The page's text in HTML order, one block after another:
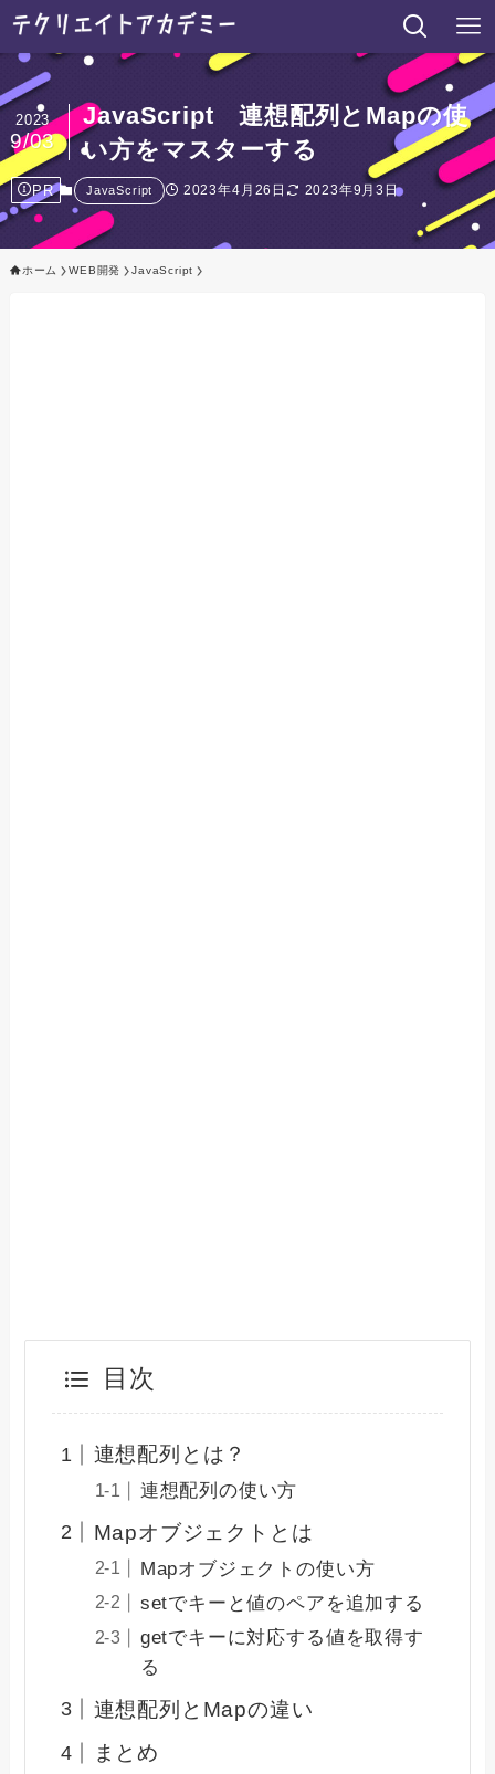
JavaScript 連想配列とMapの使
い方をマスターする
2023
9/03
PR JavaScript 2023年4月26日 2023年9月3日
ホーム WEB開発 JavaScript
目次
連想配列とは？
連想配列の使い方
Mapオブジェクトとは
Mapオブジェクトの使い方
setでキーと値のペアを追加する
getでキーに対応する値を取得す
る
連想配列とMapの違い
まとめ